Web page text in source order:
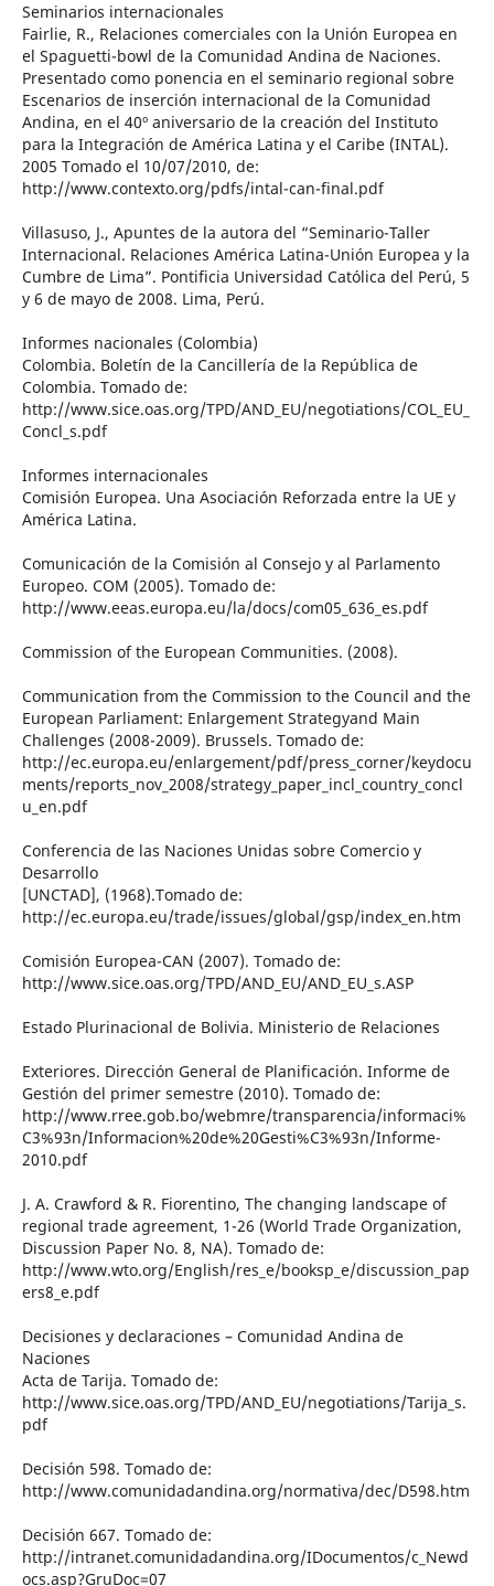
Seminarios internacionales
Fairlie, R., Relaciones comerciales con la Unión Europea en
el Spaguetti-bowl de la Comunidad Andina de Naciones.
Presentado como ponencia en el seminario regional sobre
Escenarios de inserción internacional de la Comunidad
Andina, en el 40º aniversario de la creación del Instituto
para la Integración de América Latina y el Caribe (INTAL).
2005 Tomado el 10/07/2010, de:
http://www.contexto.org/pdfs/intal-can-final.pdf
Villasuso, J., Apuntes de la autora del “Seminario-Taller
Internacional. Relaciones América Latina-Unión Europea y la
Cumbre de Lima”. Pontificia Universidad Católica del Perú, 5
y 6 de mayo de 2008. Lima, Perú.
Informes nacionales (Colombia)
Colombia. Boletín de la Cancillería de la República de
Colombia. Tomado de:
http://www.sice.oas.org/TPD/AND_EU/negotiations/COL_EU_
Concl_s.pdf
Informes internacionales
Comisión Europea. Una Asociación Reforzada entre la UE y
América Latina.
Comunicación de la Comisión al Consejo y al Parlamento
Europeo. COM (2005). Tomado de:
http://www.eeas.europa.eu/la/docs/com05_636_es.pdf
Commission of the European Communities. (2008).
Communication from the Commission to the Council and the
European Parliament: Enlargement Strategyand Main
Challenges (2008-2009). Brussels. Tomado de:
http://ec.europa.eu/enlargement/pdf/press_corner/keydocu
ments/reports_nov_2008/strategy_paper_incl_country_concl
u_en.pdf
Conferencia de las Naciones Unidas sobre Comercio y
Desarrollo
[UNCTAD], (1968).Tomado de:
http://ec.europa.eu/trade/issues/global/gsp/index_en.htm
Comisión Europea-CAN (2007). Tomado de:
http://www.sice.oas.org/TPD/AND_EU/AND_EU_s.ASP
Estado Plurinacional de Bolivia. Ministerio de Relaciones
Exteriores. Dirección General de Planificación. Informe de
Gestión del primer semestre (2010). Tomado de:
http://www.rree.gob.bo/webmre/transparencia/informaci%
C3%93n/Informacion%20de%20Gesti%C3%93n/Informe-
2010.pdf
J. A. Crawford & R. Fiorentino, The changing landscape of
regional trade agreement, 1-26 (World Trade Organization,
Discussion Paper No. 8, NA). Tomado de:
http://www.wto.org/English/res_e/booksp_e/discussion_pap
ers8_e.pdf
Decisiones y declaraciones – Comunidad Andina de
Naciones
Acta de Tarija. Tomado de:
http://www.sice.oas.org/TPD/AND_EU/negotiations/Tarija_s.
pdf
Decisión 598. Tomado de:
http://www.comunidadandina.org/normativa/dec/D598.htm
Decisión 667. Tomado de:
http://intranet.comunidadandina.org/IDocumentos/c_Newd
ocs.asp?GruDoc=07